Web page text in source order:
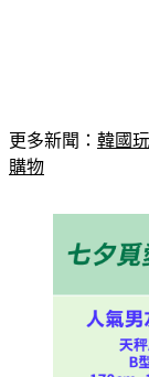
更多新聞： 韓國
購物